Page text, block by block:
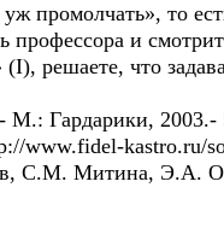
промолчать», то
и
решаете, что
Гардарики, 2003.-
www.fidel-kastro.ru/
С.М. Митина, Э.А.